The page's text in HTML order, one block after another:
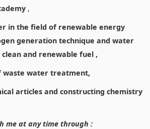
,
in the field of renewable energy
generation technique and water
and renewable fuel ,
waste water treatment,
articles and constructing chemistry
me at any time through :